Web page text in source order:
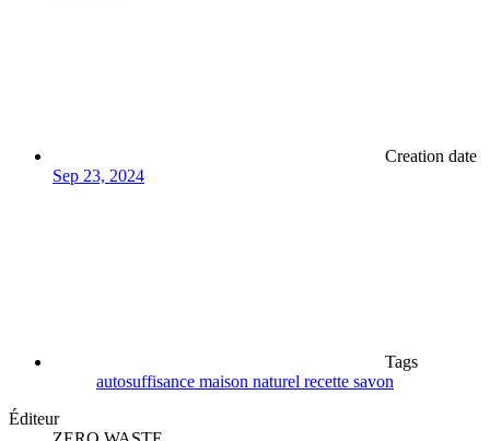
Creation date
Sep 23, 2024
Tags
autosuffisance maison naturel recette savon
Éditeur